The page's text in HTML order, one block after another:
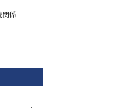
関係